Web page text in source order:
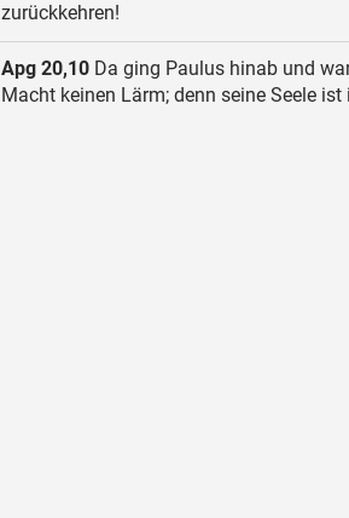
zurückkehren!
Apg 20,10 Da ging Paulus hinab und
Macht keinen Lärm; denn seine Seele ist